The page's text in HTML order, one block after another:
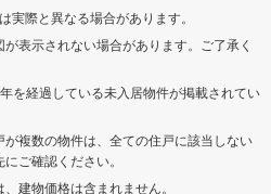
実際と異なる場合があります。
表示されない場合があります。ご了承く
を経過している未入居物件が掲載されてい
が複数の物件は、全ての住戸に該当しない
ご確認ください。
建物価格は含まれません。